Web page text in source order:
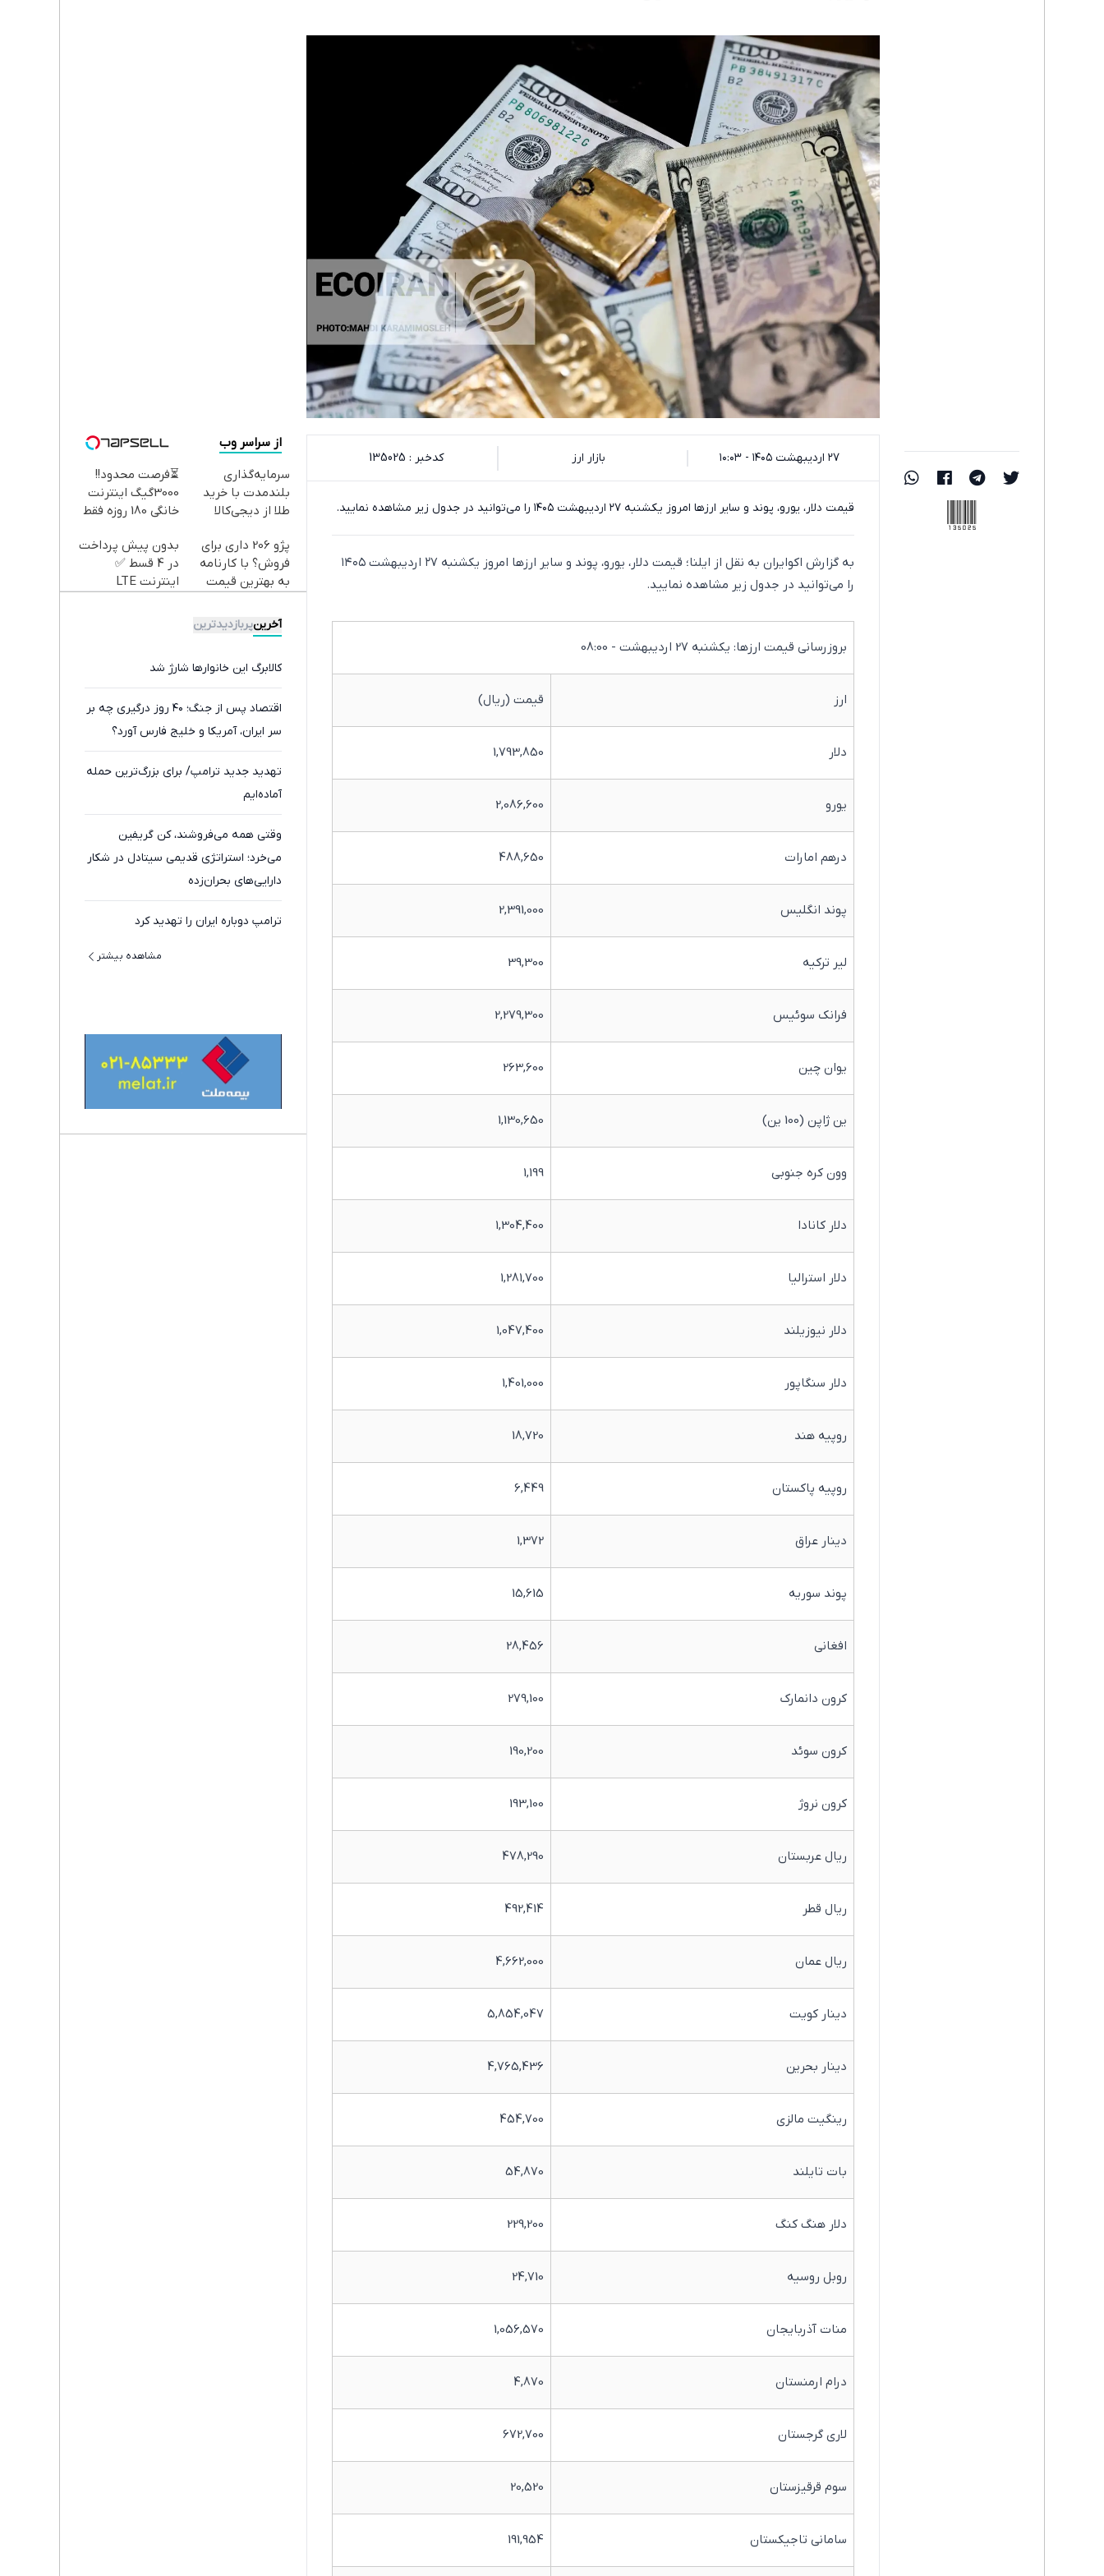
135025
۲۷ اردیبهشت ۱۴۰۵ - ۱۰:۰۳ بازار ارز کدخبر : 135025
قیمت دلار، یورو، پوند و سایر ارز‌ها امروز یکشنبه ۲۷ اردیبهشت ۱۴۰۵ را می‌توانید در جدول زیر مشاهده نمایید.
به گزارش اکوایران به نقل از ایلنا؛ قیمت دلار، یورو، پوند و سایر ارز‌ها امروز یکشنبه ۲۷ اردیبهشت ۱۴۰۵
را می‌توانید در جدول زیر مشاهده نمایید.
بروزرسانی قیمت ارزها: یکشنبه 27 اردیبهشت - 08:00
ارز قیمت (ریال)
دلار 1,793,850
یورو 2,086,600
درهم امارات 488,650
پوند انگلیس 2,391,000
لیر ترکیه 39,300
فرانک سوئیس 2,279,300
یوان چین 263,600
ین ژاپن (100 ین) 1,130,650
وون کره جنوبی 1,199
دلار کانادا 1,304,400
دلار استرالیا 1,281,700
دلار نیوزیلند 1,047,400
دلار سنگاپور 1,401,000
روپیه هند 18,720
روپیه پاکستان 6,449
دینار عراق 1,372
پوند سوریه 15,615
افغانی 28,456
کرون دانمارک 279,100
کرون سوئد 190,200
کرون نروژ 193,100
ریال عربستان 478,290
ریال قطر 492,414
ریال عمان 4,662,000
دینار کویت 5,854,047
دینار بحرین 4,765,436
رینگیت مالزی 454,700
بات تایلند 54,870
دلار هنگ کنگ 229,200
روبل روسیه 24,710
منات آذربایجان 1,056,570
درام ارمنستان 4,870
لاری گرجستان 672,700
سوم قرقیزستان 20,520
سامانی تاجیکستان 191,954
از سراسر وب
سرمایه‌گذاری
بلندمدت با خرید
طلا از دیجی‌کالا
⏳فرصت محدود!!
3000گیگ اینترنت
خانگی 180 روزه فقط
پژو 206 داری برای
فروش؟ با کارنامه
به بهترین قیمت
بدون پیش پرداخت
در 4 قسط ✅
اینترنت LTE
آخرینپربازدیدترین
کالابرگ این خانوارها شارژ شد
اقتصاد پس از جنگ؛ ۴۰ روز درگیری چه بر
سر ایران، آمریکا و خلیج فارس آورد؟
تهدید جدید ترامپ/ برای بزرگ‌ترین حمله
آماده‌ایم
وقتی همه می‌فروشند، کن گریفین
می‌خرد؛ استراتژی قدیمی سیتادل در شکار
دارایی‌های بحران‌زده
ترامپ دوباره ایران را تهدید کرد
مشاهده بیشتر